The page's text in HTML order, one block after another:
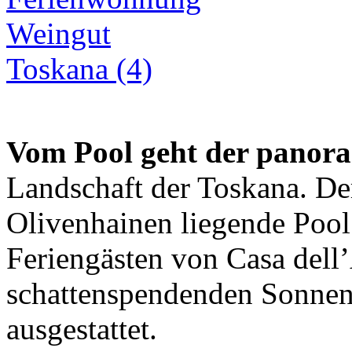
Vom Pool geht der
Landschaft der Toskana.
Olivenhainen liegende
Feriengästen von Casa
schattenspendenden
ausgestattet.